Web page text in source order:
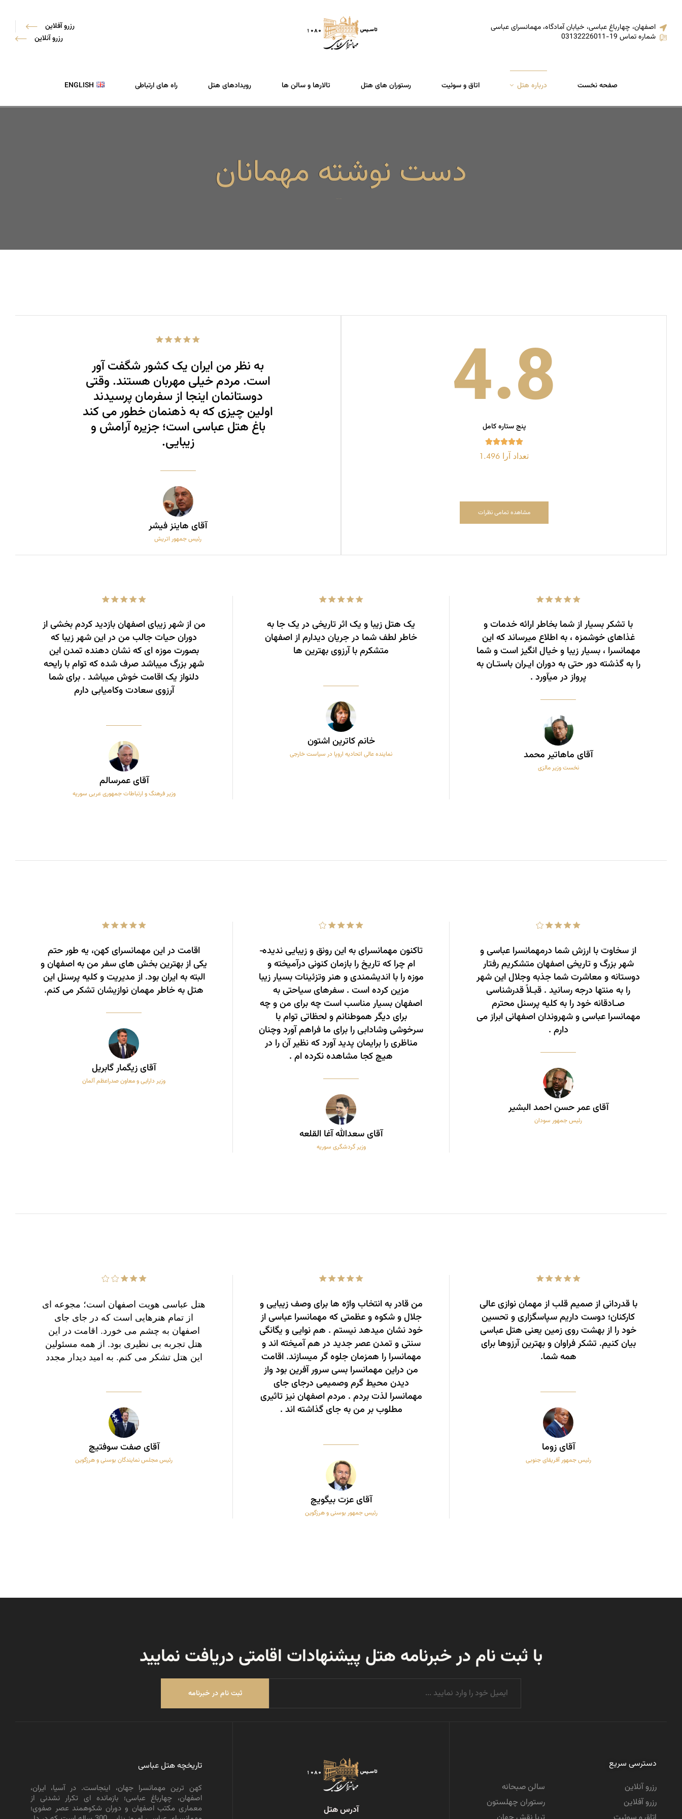
اصفهان، چهارباغ عباسی، خیابان آمادگاه، مهمانسرای عباسی
شماره تماس 19-03132226011
رزرو آفلاین
رزرو آنلاین
صفحه نخست درباره هتل اتاق و سوئیت رستوران های هتل تالارها و سالن ها رویدادهای هتل راه های ارتباطی ENGLISH
دست نوشته مهمانان
4.8
پنج ستاره کامل





تعداد آرا 1.496
مشاهده تمامی نظرات
به نظر من ایران یک کشور شگفت آور
است. مردم خیلی مهربان هستند. وقتی
دوستانمان اینجا از سفرمان پرسیدند
اولین چیزی که به ذهنمان خطور می کند
باغ هتل عباسی است؛ جزیره آرامش و
زیبایی.
آقای هاینز فیشر
رئیس جمهور اتریش
با تشکر بسیار از شما بخاطر ارائه خدمات و
غذاهای خوشمزه ، به اطلاع می­رساند که این
مهمانسرا ، بسیار زیبا و خیال انگیز است و شما
را به گذشته دور حتی به دوران ایـران باستـان به
پرواز در می­آورد .
آقای ماهاتیر محمد
نخست وزیر مالزی
یک هتل زیبا و یک اثر تاریخی در یک جا به
خاطر لطف شما در جریان دیدارم از اصفهان
متشکرم با آرزوی بهترین ها
خانم کاترین اشتون
نماینده عالی اتحادیه اروپا در سیاست خارجی
من از شهر زیبای اصفهان بازدید کردم بخشی از
دوران حیات جالب من در این شهر زیبا که
بصورت موزه ­ای که نشان دهنده تمدن این
شهر بزرگ میباشد صرف شده که توام با رایحه
دلنواز یک اقامت خوش میباشد . برای شما
آرزوی سعادت وکامیابی دارم
آقای عمرسالم
وزیر فرهنگ و ارتباطات جمهوری عربی سوریه
از سخاوت با ارزش شما درمهمانسرا عباسی و
شهر بزرگ و تاریخی اصفهان متشکریم رفتار
دوستانه و معاشرت شما جذبه وجلال این شهر
را به منتها درجه رسانید . قبـلاً قدرشناسی
صـادقانه خود را به کلیه پرسنل محترم
مهمانسرا عباسی و شهروندان اصفهانی ابراز می
­دارم .
آقای عمر حسن احمد البشیر
رئیس جمهور سودان
تاکنون مهمانسرای به این رونق و زیبایی ندیده­
ام چرا که تاریخ را بازمان کنونی درآمیخته و
موزه را با اندیشمندی و هنر وتزئینات بسیار زیبا
مزین کرده است . سفرهای سیاحتی به
اصفهان بسیار مناسب است چه برای من و چه
برای دیگر هموطنانم و لحظاتی توام با
سرخوشی وشادابی را برای ما فراهم آورد وچنان
مناظری را برایمان پدید آورد که نظیر آن را در
هیچ کجا مشاهده نکرده­ ام .
آقای سعدالله آغا القلعه
وزیر گردشگری سوریه
اقامت در این مهمانسرای کهن، یه طور حتم
یکی از بهترین بخش های سفر من به اصفهان و
البته به ایران بود. از مدیریت و کلیه پرسنل این
هتل به خاطر مهمان نوازیشان تشکر می کنم.
آقای زیگمار گابریل
وزیر دارایی و معاون صدراعظم آلمان
با قدردانی از صمیم قلب از مهمان نوازی عالی
کارکنان؛ دوست داریم سپاسگزاری و تحسین
خود را از بهشت روی زمین یعنی هتل عباسی
بیان کنیم. تشکر فراوان و بهترین آرزوها برای
همه شما.
آقای زوما
رئیس جمهور آفریقای جنوبی
من قادر به انتخاب واژه­ ها برای وصف زیبایی و
جلال و شکوه و عظمتی که مهمانسرا عباسی از
خود نشان می­دهد نیستم . هم نوایی و یگانگی
سنتی و تمدن عصر جدید در هم آمیخته­ اند و
مهمانسرا را همزمان جلوه­ گر می­سازند. اقامت
من دراین مهمانسرا بسی سرور آفرین بود واز
دیدن محیط گرم وصمیمی درجای جای
مهمانسرا لذت بردم . مردم اصفهان نیز تاثیری
مطلوب بر من به جای گذاشته­ اند .
آقای عزت بیگویچ
رئیس جمهور بوسنی و هرزگوین
هتل عباسی هویت اصفهان است؛ مجوعه ای
از تمام هنرهایی است که در جای جای
اصفهان به چشم می خورد. اقامت در این
هتل تجربه بی نظیری بود. از همه مسئولین
این هتل تشکر می کنم. به امید دیدار مجدد
آقای صفت سوفتیچ
رئیس مجلس نمایندگان بوسنی و هرزگوین
با ثبت نام در خبرنامه هتل پیشنهادات اقامتی دریافت نمایید
ثبت نام در خبرنامه
دسترسی سریع
رزرو آنلاین
رزرو آفلاین
سالن صبحانه
رستوران چهلستون
آدرس هتل
تاریخچه هتل عباسی
کهن ترین مهمانسرا جهان، اینجاست. در آسیا، ایران،
اصفهان، چهارباغ عباسی؛ بازمانده ای تکرار نشدنی از
معماری مکتب اصفهان و دوران شکوهمند عصر صفوی؛